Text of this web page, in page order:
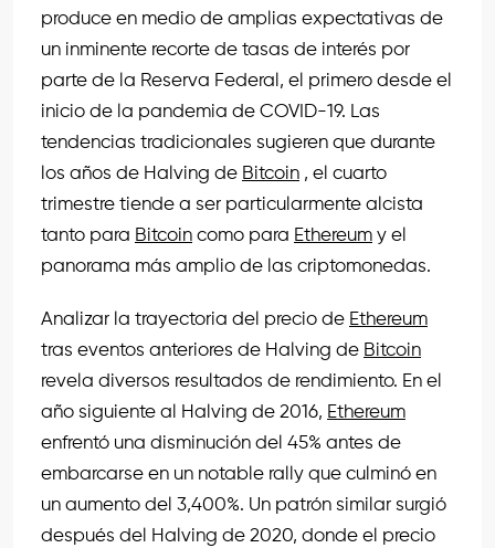
produce en medio de amplias expectativas de
un inminente recorte de tasas de interés por
parte de la Reserva Federal, el primero desde el
inicio de la pandemia de COVID-19. Las
tendencias tradicionales sugieren que durante
los años de Halving de Bitcoin , el cuarto
trimestre tiende a ser particularmente alcista
tanto para Bitcoin como para Ethereum y el
panorama más amplio de las criptomonedas.
Analizar la trayectoria del precio de Ethereum
tras eventos anteriores de Halving de Bitcoin
revela diversos resultados de rendimiento. En el
año siguiente al Halving de 2016, Ethereum
enfrentó una disminución del 45% antes de
embarcarse en un notable rally que culminó en
un aumento del 3,400%. Un patrón similar surgió
después del Halving de 2020, donde el precio